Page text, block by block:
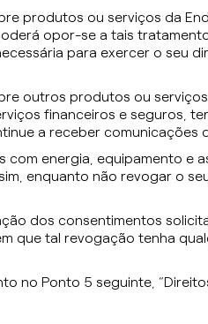
produtos ou serviços da
opor-se a tais
para exercer o seu
outros produtos ou
financeiros e seguros,
a receber comunicações
energia, equipamento e
enquanto não revogar o
dos consentimentos
que tal revogação tenha
no Ponto 5 seguinte,